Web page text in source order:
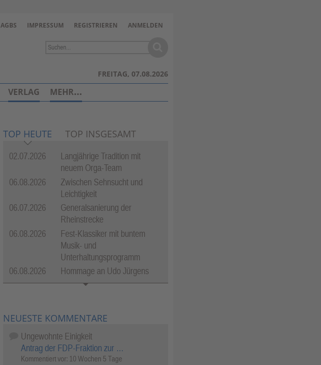
FREITAG, 07.08.2026
AGBS IMPRESSUM REGISTRIEREN ANMELDEN
TOP HEUTE TOP INSGESAMT
02.07.2026
Langjährige Tradition mit
neuem Orga-Team
06.08.2026
Zwischen Sehnsucht und
Leichtigkeit
06.07.2026
Generalsanierung der
Rheinstrecke
06.08.2026
Fest-Klassiker mit buntem
Musik- und
Unterhaltungsprogramm
06.08.2026
Hommage an Udo Jürgens
NEUESTE KOMMENTARE
Ungewohnte Einigkeit
Antrag der FDP-Fraktion zur …
Kommentiert vor: 10 Wochen 5 Tage
VERLAG MEHR…